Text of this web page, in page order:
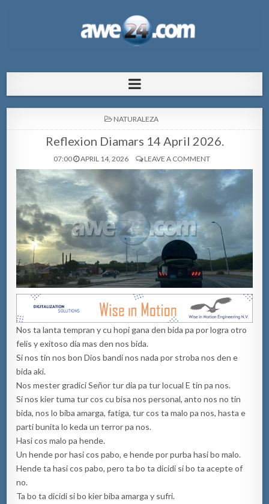
pa Aruba
POSTED
NATURALEZA
Reflexion Diamars 14 April 2026.
07:00 APRIL 14, 2026 LEAVE A COMMENT
Nos ta lanta tempran y cu hopi gana den bida pa por logra otro
felis y exitoso día mas den nos bida.
Si nos tin nos bon Dios bandi nos nada por stroba nos den e
bida aki.
Nos mester gradici Señor tur dia pa tur locual E tin pa nos.
Si nos kier tuma tur cos cu bisa nos personal, anto nos no tin
bida, nos lo biba amarga, fatiga, tur cos ta malo pa nos, hasta e
parti bunita lo keda un terror pa nos.
Hasi cos malo pa hende.
Un hende por hasi cos pabo, e hende por purba hasi bo malo.
Hende ta hasi cos pabo, pero ta bo ta dicidi si bo ta acepte of
no.
Ta bo ta dicidi si bo kier biba amarga y sufri.